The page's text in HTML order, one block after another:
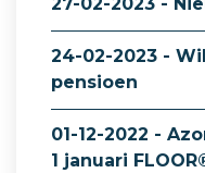
27-02-2023 -
24-02-2023 -
pensioen
01-12-2022 -
1 januari